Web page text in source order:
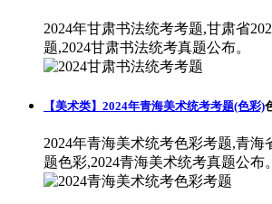
2024年甘肃书法统考考题,甘肃省
题,2024甘肃书法统考真题公布。
【美术类】2024年青海美术统考考题(色彩)
2024年青海美术统考色彩考题,青海
题色彩,2024青海美术统考真题公布。